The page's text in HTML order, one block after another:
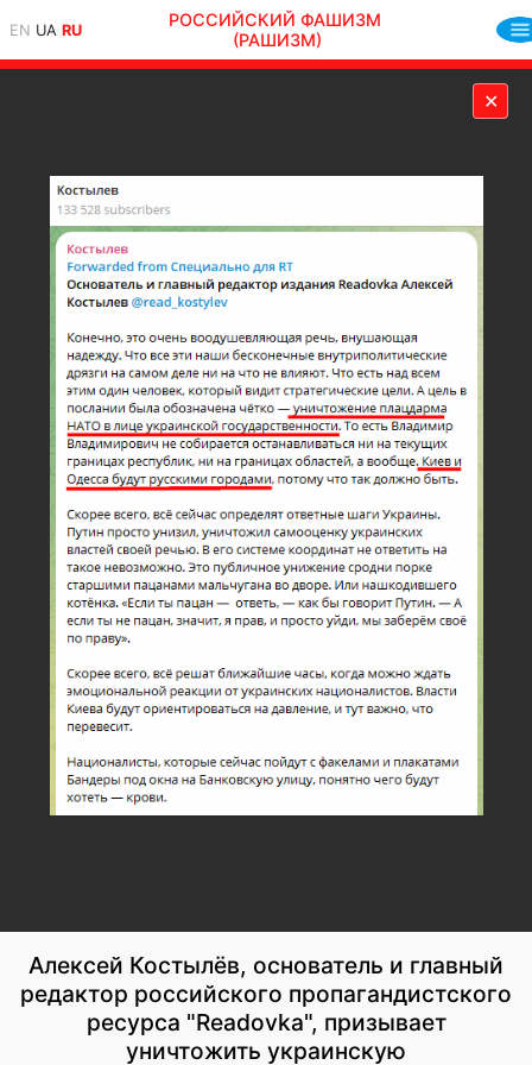
EN UA RU
РОССИЙСКИЙ ФАШИЗМ
(РАШИЗМ)
✕
Алексей Костылёв, основатель и главный
редактор российского пропагандистского
ресурса "Readovka", призывает
уничтожить украинскую